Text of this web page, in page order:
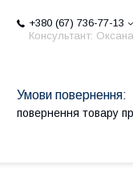
+380 (67) 736-77-13
Консультант: Оксана
повернення товару